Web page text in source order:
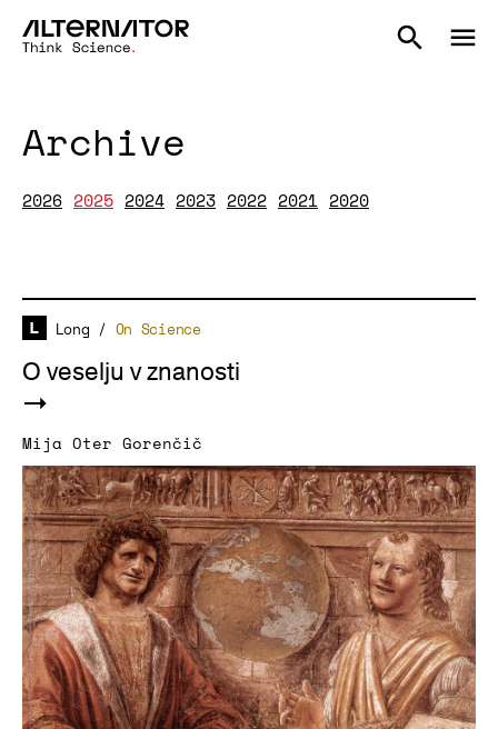
Archive
2026 2025 2024 2023 2022 2021 2020
Long / On Science
O veselju v znanosti
Mija Oter Gorenčič